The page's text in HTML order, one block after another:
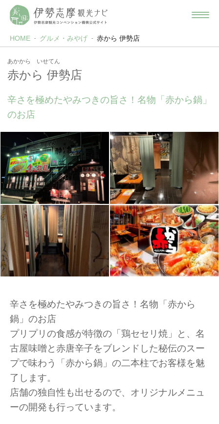
HOME グルメ・みやげ 赤から 伊勢店
あかから いせてん
赤から 伊勢店
辛さを極めたやみつきの旨さ！名物「赤から鍋」
のお店
辛さを極めたやみつきの旨さ！名物「赤から
鍋」のお店
プリプリの食感が特徴の「鶏セセリ焼」と、名
古屋味噌と赤唐辛子をブレンドした秘伝のスー
プで味わう「赤から鍋」の二本柱でお客様を魅
了します。
店舗の独自性も出せるので、オリジナルメニュ
ーの開発も行っています。